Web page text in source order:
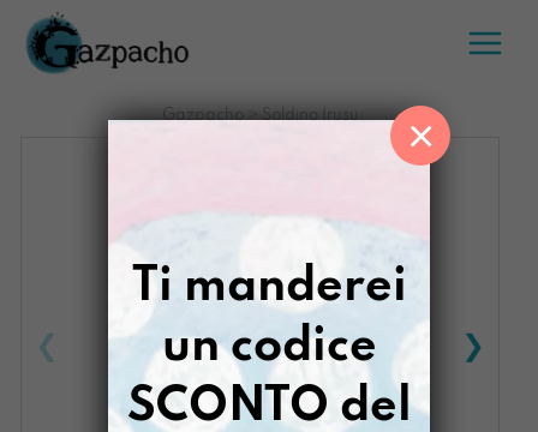
Salta
contenuto
Gazpacho> Soldino Irusu
Ti manderei
un codice
SCONTO del
×